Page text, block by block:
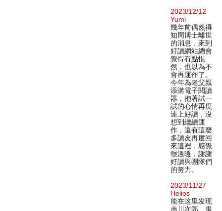
2023/12/12
Yumi
幾年前偶然得
知周博士離世
的消息，來到
好讀網站總會
覺得有點悵
然，也以為不
會再運作了。
今年為老父親
添購電子閱讀
器，抱著試一
試的心情再度
連上好讀，沒
想到繼續運
作，還有這麼
多讀友再度回
來這裡，感覺
很溫暖，謝謝
好讀與團隊們
的努力。
2023/11/27
Helios
能在这里发现
赤川次郎、鬼